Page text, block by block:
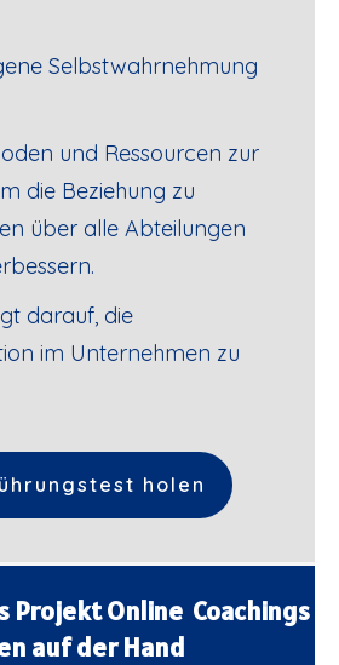
Selbstwahrnehmung
und Ressourcen zur
die Beziehung zu
über alle Abteilungen
darauf, die
im Unternehmen zu
holen
Projekt Online Coachings
auf der Hand